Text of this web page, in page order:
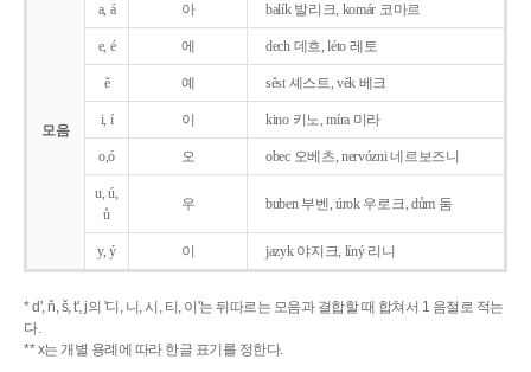
모음
a, á 아 balík 발리크, komár 코마르
e, é 에 dech 데흐, léto 레토
ě 예 sěst 셰스트, věk 베크
i, í 이 kino 키노, míra 미라
o,ó 오 obec 오베츠, nervózni 네르보즈니
u, ú,
ů
우 buben 부벤, úrok 우로크, dům 둠
y, ý 이 jazyk야지크, líný 리니
* d', ň, š, t', j의 '디, 니, 시, 티, 이'는 뒤따르는 모음과 결합할 때 합쳐서 1 음절로 적는
다.
** x는 개별 용례에 따라 한글 표기를 정한다.